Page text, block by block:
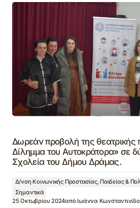
Δωρεάν προβολή της
Δίλημμα του Αυτοκράτορα» σε
Σχολεία του Δήμου Δράμας.
Δ/νση Κοινωνικής Προστασίας, Παιδείας &
Σημαντικά
25 Οκτωβρίου 2024από Ιωάννα